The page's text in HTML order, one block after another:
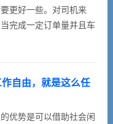
更好一些。对司机来
完成一定订单量并且车
。其实从实际来看，快
够了。还没有加入滴滴
自由，就是这么任
势是可以借助社会闲